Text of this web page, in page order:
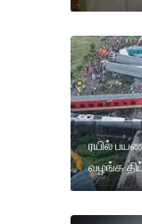
ரயில்
வழங்க